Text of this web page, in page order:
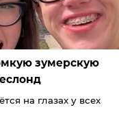
зумерскую
на глазах у всех